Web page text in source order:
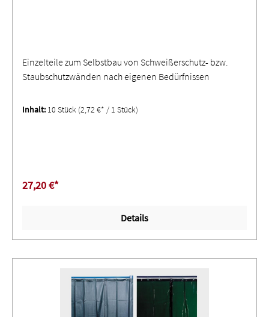
Einzelteile zum Selbstbau von Schweißerschutz- bzw.
Staubschutzwänden nach eigenen Bedürfnissen
Inhalt: 10 Stück (2,72 €* / 1 Stück)
27,20 €*
Details